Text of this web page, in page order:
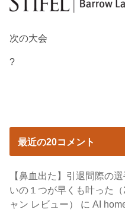
次の大会
?
最近の20コメント
【鼻血出た】引退間際の
いの１つが早くも叶った
ャン レビュー）
にAI